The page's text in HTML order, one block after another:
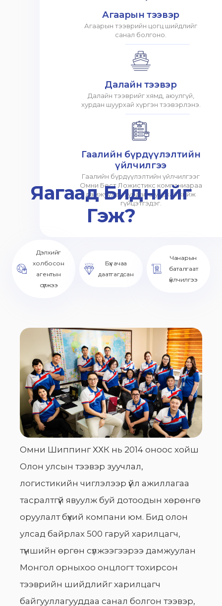
Агаарын тээвэр
Агаарын тээврийн цогц шийдлийг
санал болгоно.
Далайн тээвэр
Далайн тээврийг хямд, аюулгүй,
хурдан шуурхай хүргэн тээвэрлэнэ.
Гаалийн бүрдүүлэлтийн
үйлчилгээ
Гаалийн бүрдүүлэлтийн үйлчилгээг
Омни Бест Ложистикс компаниараа
дамжуулан хурдан шуурхай хийж
гүйцэтгэдэг.
Яагаад Биднийг
Гэж?
Дэлхийг
холбосон
агентын
сүлжээ
Бүх ачаа
даатгагдсан
Чанарын
баталгаат
үйлчилгээ
Омни Шиппинг ХХК нь 2014 оноос хойш
Олон улсын тээвэр зуучлал,
логистикийн чиглэлээр үйл ажиллагаа
тасралтгүй явуулж буй дотоодын хөрөнгө
оруулалт бүхий компани юм. Бид олон
улсад байрлах 500 гаруй харилцагч,
түншийн өргөн сүлжээгээрээ дамжуулан
Монгол орныхоо онцлогт тохирсон
тээврийн шийдлийг харилцагч
байгууллагууддаа санал болгон тээвэр,